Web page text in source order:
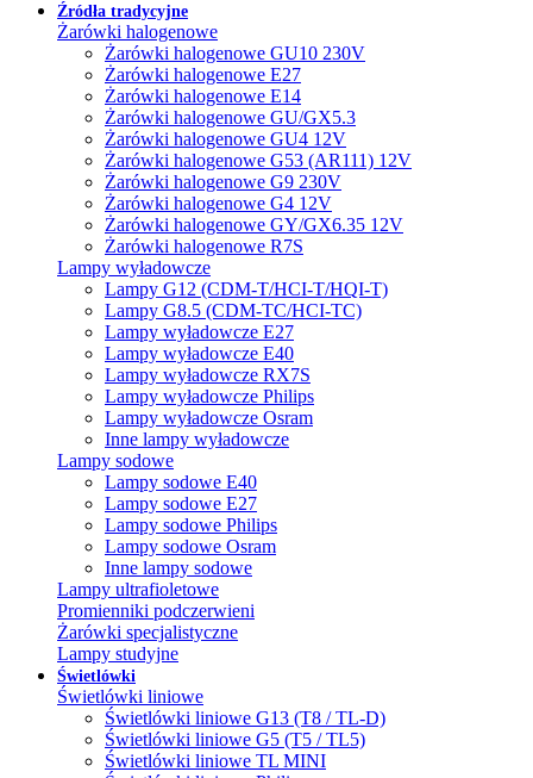
Źródła tradycyjne
Żarówki halogenowe
Żarówki halogenowe GU10 230V
Żarówki halogenowe E27
Żarówki halogenowe E14
Żarówki halogenowe GU/GX5.3
Żarówki halogenowe GU4 12V
Żarówki halogenowe G53 (AR111) 12V
Żarówki halogenowe G9 230V
Żarówki halogenowe G4 12V
Żarówki halogenowe GY/GX6.35 12V
Żarówki halogenowe R7S
Lampy wyładowcze
Lampy G12 (CDM-T/HCI-T/HQI-T)
Lampy G8.5 (CDM-TC/HCI-TC)
Lampy wyładowcze E27
Lampy wyładowcze E40
Lampy wyładowcze RX7S
Lampy wyładowcze Philips
Lampy wyładowcze Osram
Inne lampy wyładowcze
Lampy sodowe
Lampy sodowe E40
Lampy sodowe E27
Lampy sodowe Philips
Lampy sodowe Osram
Inne lampy sodowe
Lampy ultrafioletowe
Promienniki podczerwieni
Żarówki specjalistyczne
Lampy studyjne
Świetlówki
Świetlówki liniowe
Świetlówki liniowe G13 (T8 / TL-D)
Świetlówki liniowe G5 (T5 / TL5)
Świetlówki liniowe TL MINI